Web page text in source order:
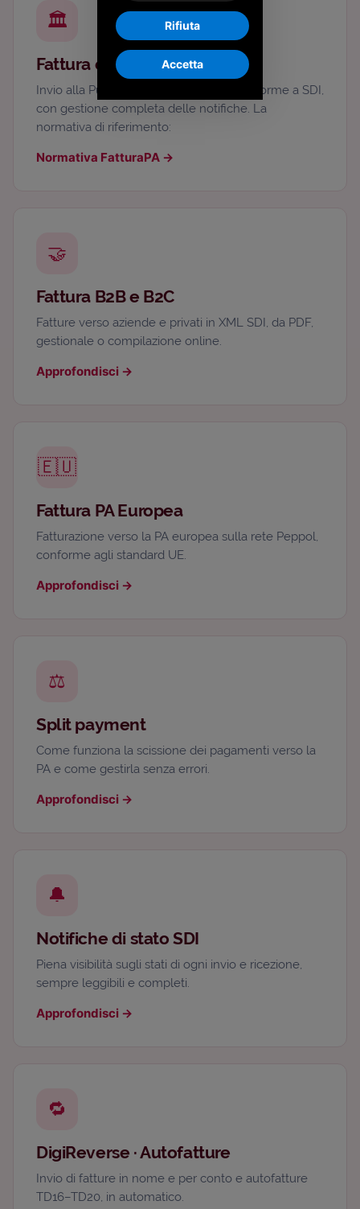
🏛️
Fattura elettronica PA
Invio alla Pubblica Amministrazione conforme a SDI,
con gestione completa delle notifiche. La
normativa di riferimento:
Normativa FatturaPA →
🤝
Fattura B2B e B2C
Fatture verso aziende e privati in XML SDI, da PDF,
gestionale o compilazione online.
Approfondisci →
🇪🇺
Fattura PA Europea
Fatturazione verso la PA europea sulla rete Peppol,
conforme agli standard UE.
Approfondisci →
⚖️
Split payment
Come funziona la scissione dei pagamenti verso la
PA e come gestirla senza errori.
Approfondisci →
🔔
Notifiche di stato SDI
Piena visibilità sugli stati di ogni invio e ricezione,
sempre leggibili e completi.
Approfondisci →
🔁
DigiReverse · Autofatture
Invio di fatture in nome e per conto e autofatture
TD16–TD20, in automatico.
Rifiuta
Accetta